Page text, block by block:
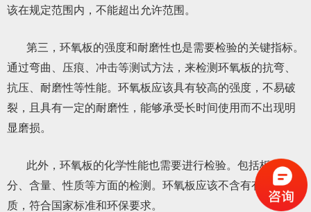
该在规定范围内，不能超出允许范围。
第三，环氧板的强度和耐磨性也是需要检验的关键指标。
通过弯曲、压痕、冲击等测试方法，来检测环氧板的抗弯、
抗压、耐磨性等性能。环氧板应该具有较高的强度，不易破
裂，且具有一定的耐磨性，能够承受长时间使用而不出现明
显磨损。
此外，环氧板的化学性能也需要进行检验。包括板材成
分、含量、性质等方面的检测。环氧板应该不含有有害物
质，符合国家标准和环保要求。